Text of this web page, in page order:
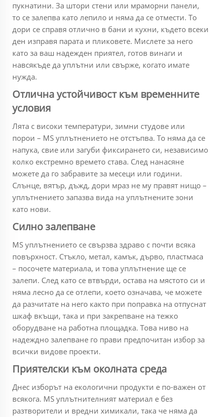
пукнатини. За штори стени или мраморни панели,
то се залепва като лепило и няма да се отмести. То
дори се справя отлично в бани и кухни, където всеки
ден изправя парата и пликовете. Мислете за него
като за ваш надежден приятел, готов винаги и
навсякъде да уплътни или свърже, когато имате
нужда.
Отлична устойчивост към временните
условия
Лята с високи температури, зимни студове или
порои – MS уплътнението не отстъпва. То няма да се
напука, свие или загуби фиксирането си, независимо
колко екстремно времето става. След нанасяне
можете да го забравите за месеци или години.
Слънце, вятър, дъжд, дори мраз не му правят нищо –
уплътнението запазва вида на уплътнените зони
като нови.
Силно залепване
MS уплътнението се свързва здраво с почти всяка
повърхност. Стъкло, метал, камък, дърво, пластмаса
– посочете материала, и това уплътнение ще се
залепи. След като се втвърди, остава на мястото си и
няма лесно да се отлепи, което означава, че можете
да разчитате на него както при поправка на отпуснат
шкаф вкъщи, така и при закрепване на тежко
оборудване на работна площадка. Това ниво на
надеждно залепване го прави предпочитан избор за
всички видове проекти.
Приятелски към околната среда
Днес изборът на екологични продукти е по-важен от
всякога. MS уплътнителният материал е без
разтворители и вредни химикали, така че няма да